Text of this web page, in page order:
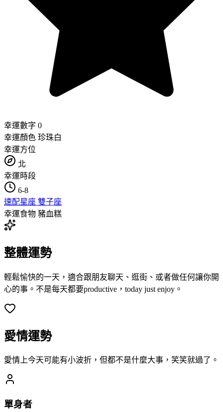
幸運數字 0
幸運顏色 珍珠白
幸運方位
北
幸運時段
6-8
速配星座 雙子座
幸運食物 豬血糕
整體運勢
輕鬆愉快的一天，適合跟朋友聊天、逛街、或者做任何讓你開
心的事。不是每天都要productive，today just enjoy。
愛情運勢
愛情上今天可能有小波折，但都不是什麼大事，笑笑就過了。
單身者